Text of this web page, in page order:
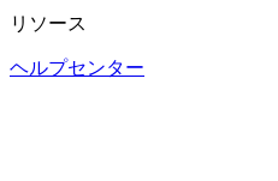
リソース
ヘルプセンター